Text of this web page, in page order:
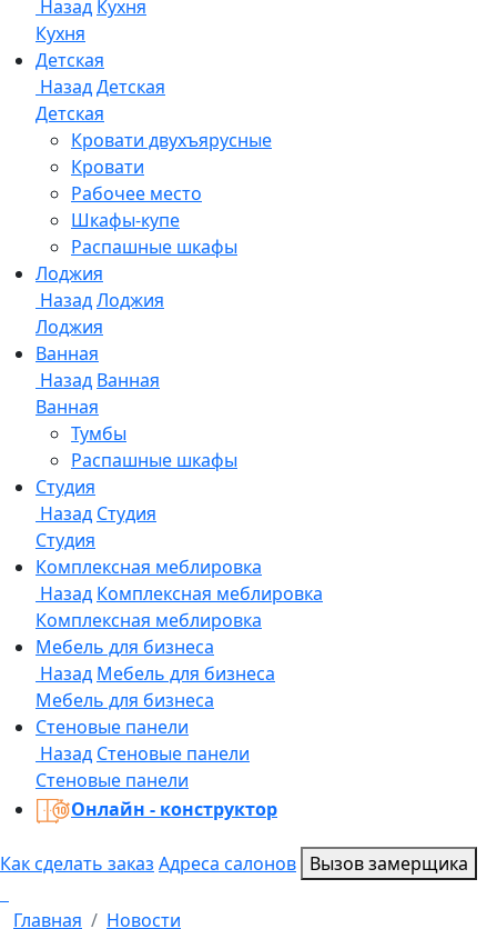
Онлайн - конструктор
Как сделать заказ Адреса салонов Вызов замерщика
Главная Новости